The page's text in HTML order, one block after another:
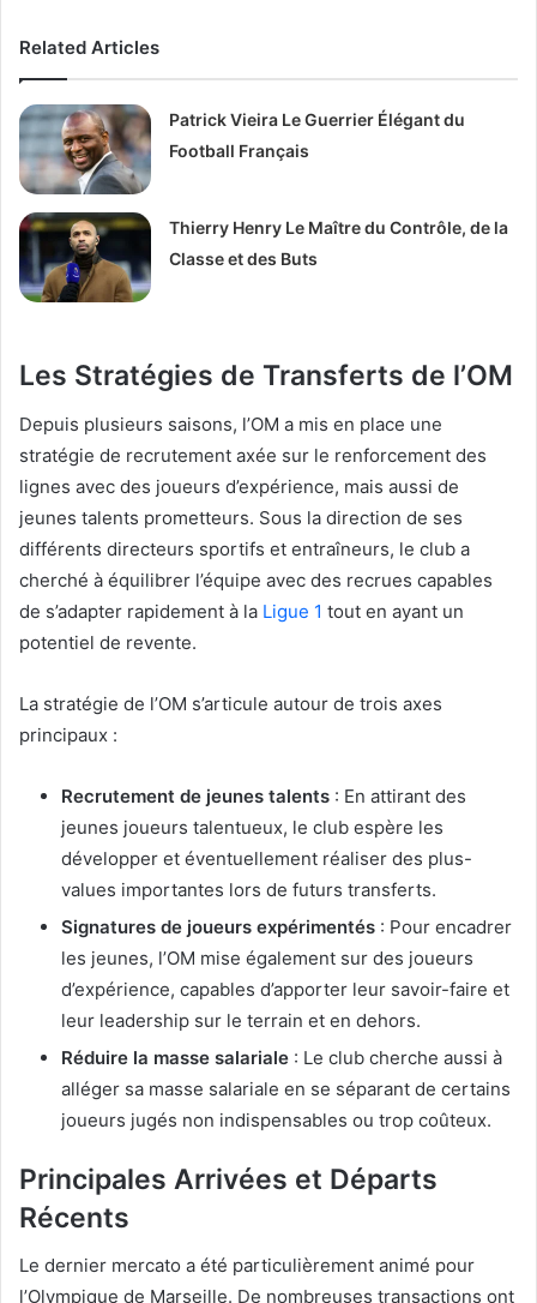
Related Articles
Patrick Vieira Le Guerrier Élégant du
Football Français
Thierry Henry Le Maître du Contrôle, de la
Classe et des Buts
Les Stratégies de Transferts de l’OM
Depuis plusieurs saisons, l’OM a mis en place une
stratégie de recrutement axée sur le renforcement des
lignes avec des joueurs d’expérience, mais aussi de
jeunes talents prometteurs. Sous la direction de ses
différents directeurs sportifs et entraîneurs, le club a
cherché à équilibrer l’équipe avec des recrues capables
de s’adapter rapidement à la Ligue 1 tout en ayant un
potentiel de revente.
La stratégie de l’OM s’articule autour de trois axes
principaux :
Recrutement de jeunes talents : En attirant des
jeunes joueurs talentueux, le club espère les
développer et éventuellement réaliser des plus-
values importantes lors de futurs transferts.
Signatures de joueurs expérimentés : Pour encadrer
les jeunes, l’OM mise également sur des joueurs
d’expérience, capables d’apporter leur savoir-faire et
leur leadership sur le terrain et en dehors.
Réduire la masse salariale : Le club cherche aussi à
alléger sa masse salariale en se séparant de certains
joueurs jugés non indispensables ou trop coûteux.
Principales Arrivées et Départs
Récents
Le dernier mercato a été particulièrement animé pour
l’Olympique de Marseille. De nombreuses transactions ont